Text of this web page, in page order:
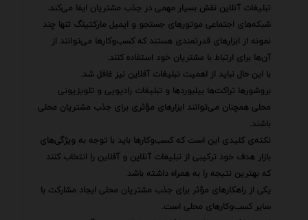
تبلیغات آنلاین نقش بسیار مهمی در جذب مشتریان ایفا می‌کند.
شبکه‌های اجتماعی موتورهای جستجو و ایمیل مارکتینگ تنها چند
نمونه از ابزارهای قدرتمندی هستند که کسب‌وکارها می‌توانند از
آن‌ها برای ارتباط با مشتریان خود استفاده کنند.
با این حال نباید از اهمیت تبلیغات آفلاین نیز غافل شد.
بروشورها تراکت‌ها بیلبوردها و تبلیغات رادیویی و تلویزیونی
محلی همچنان می‌توانند ابزارهای مؤثری برای جذب مشتریان محلی
باشند.
نکته‌ی کلیدی این است که کسب‌وکارها باید با توجه به ویژگی‌های
بازار هدف خود ترکیبی از تبلیغات آنلاین و آفلاین را انتخاب کنند
که بهترین نتیجه را به همراه داشته باشد.
یکی از راهکارهای مؤثر برای جذب مشتریان محلی ایجاد مشارکت با
سایر کسب‌وکارهای محلی است.